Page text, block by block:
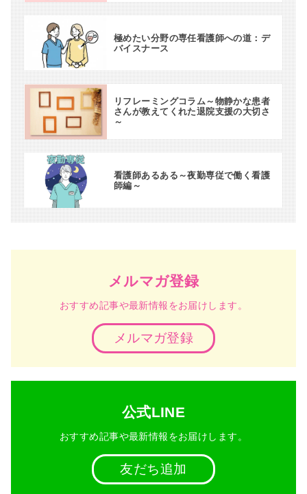
極めたい分野の専任看護師への道：デ
バイスナース
リフレーミングコラム～物静かな患者
さんが教えてくれた退院支援の大切さ
～
看護師あるある～夜勤専従で働く看護
師編～
メルマガ登録
おすすめ記事や最新情報をお届けします。
メルマガ登録
公式LINE
おすすめ記事や最新情報をお届けします。
友だち追加